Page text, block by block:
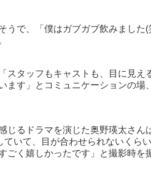
で、「僕はガブガブ飲みました(
スタッフもキャストも、目に見え
ます」とコミュニケーションの場
じるドラマを演じた奥野瑛太さん
ていて、目が合わせられないくら
く嬉しかったです」と撮影時を